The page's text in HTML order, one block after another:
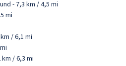
- 7,3 km / 4,5 mi
mi
/ 6,1 mi
/ 6,3 mi